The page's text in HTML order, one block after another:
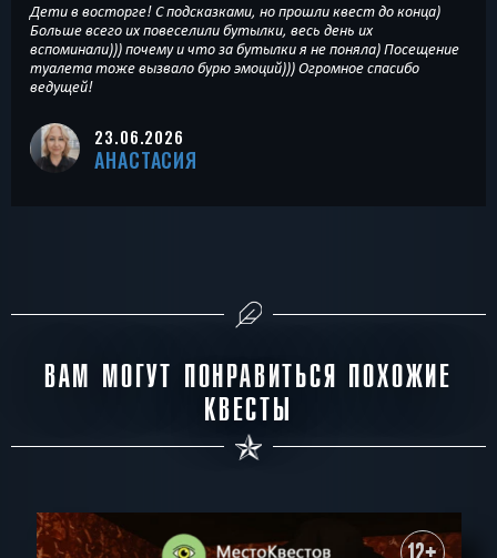
Дети в восторге! С подсказками, но прошли квест до конца)
Больше всего их повеселили бутылки, весь день их
вспоминали))) почему и что за бутылки я не поняла) Посещение
туалета тоже вызвало бурю эмоций))) Огромное спасибо
ведущей!
23.06.2026
АНАСТАСИЯ
ВАМ МОГУТ ПОНРАВИТЬСЯ ПОХОЖИЕ
КВЕСТЫ
12+